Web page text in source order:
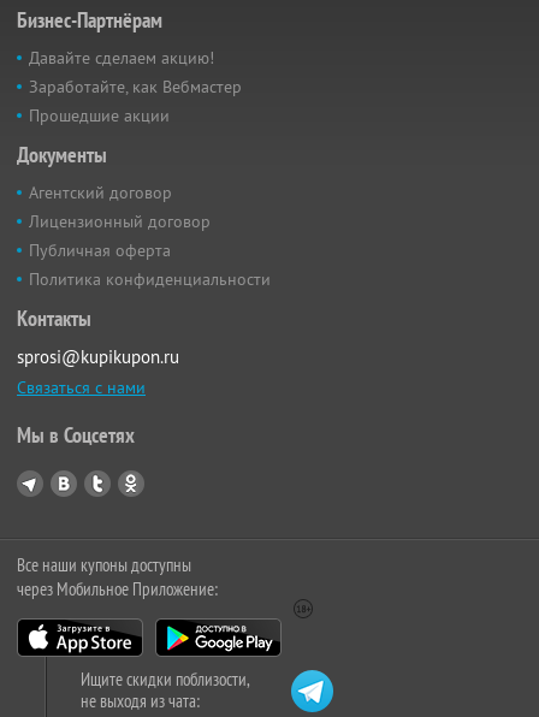
Бизнес-Партнёрам
Давайте сделаем акцию!
Заработайте, как Вебмастер
Прошедшие акции
Документы
Агентский договор
Лицензионный договор
Публичная оферта
Политика конфиденциальности
Контакты
sprosi@kupikupon.ru
Связаться с нами
Мы в Соцсетях
Все наши купоны доступны
через Мобильное Приложение:
Ищите скидки поблизости,
не выходя из чата: